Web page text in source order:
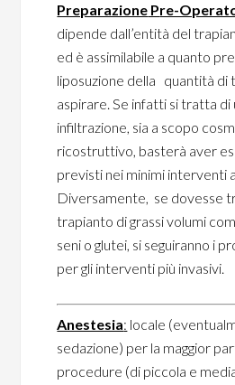
Preparazione Pre-
dipende dall’entità del
ed è assimilabile a quanto
liposuzione della quantità di
aspirare. Se infatti si tratta di
infiltrazione, sia a scopo
ricostruttivo, basterà aver
previsti nei minimi interventi
Diversamente, se dovesse
trapianto di grassi volumi
seni o glutei, si seguiranno i
per gli interventi più invasivi.
Anestesia: locale
sedazione) per la maggior
procedure (di piccola e